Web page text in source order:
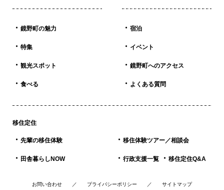
鏡野町の魅力
特集
観光スポット
食べる
宿泊
イベント
鏡野町へのアクセス
よくある質問
移住定住
先輩の移住体験
田舎暮らしNOW
移住体験ツアー／相談会
行政支援一覧 移住定住Q&A
お問い合わせ プライバシーポリシー サイトマップ